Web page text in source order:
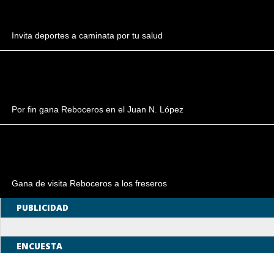
Invita deportes a caminata por tu salud
Por fin gana Reboceros en el Juan N. López
Gana de visita Reboceros a los freseros
PUBLICIDAD
ENCUESTA